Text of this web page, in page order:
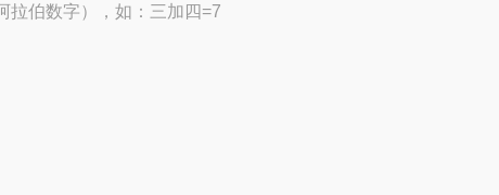
拉伯数字），如：三加四=7